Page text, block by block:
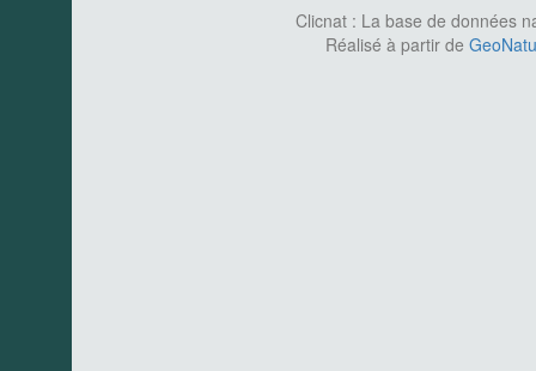
Clicnat : La base de données
Réalisé à partir de